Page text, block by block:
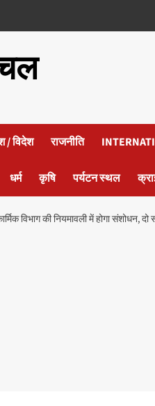
/ विदेश राजनीति
धर्म कृषि पर्यटन स्थल
विभाग की नियमावली में होगा संशोधन, दो